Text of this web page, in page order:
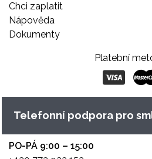
Chci zaplatit
Nápověda
Dokumenty
Platební
Telefonní podpora pro
PO-PÁ 9:00 – 15:00